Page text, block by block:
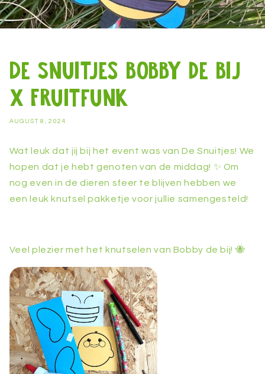
De Snuitjes Bobby de Bij
x Fruitfunk
AUGUST 8, 2024
Wat leuk dat jij bij het event was van De Snuitjes! We
hopen dat je hebt genoten van de middag! ✨ Om
nog even in de dieren sfeer te blijven hebben we
een leuk knutsel pakketje voor jullie samengesteld!
Veel plezier met het knutselen van Bobby de bij! 🐝